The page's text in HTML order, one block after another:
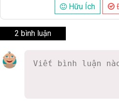
Hữu Ích
2 bình luận